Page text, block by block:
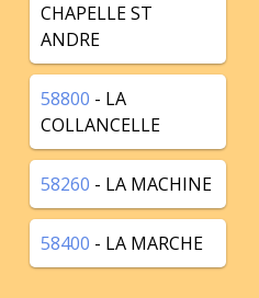
CHAPELLE ST
ANDRE
58800 - LA
COLLANCELLE
58260 - LA MACHINE
58400 - LA MARCHE